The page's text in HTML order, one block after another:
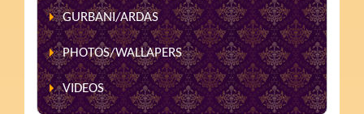
GURBANI/ARDAS
PHOTOS/WALLAPERS
VIDEOS